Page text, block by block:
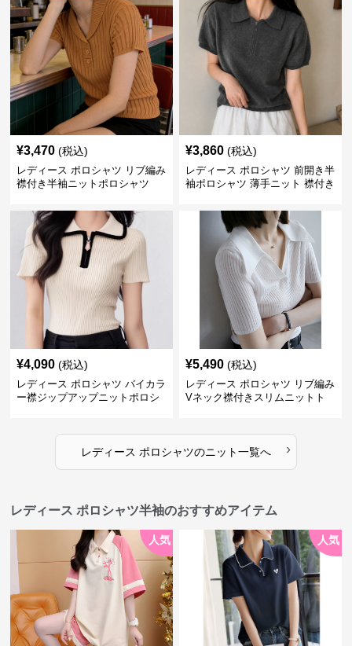
¥3,470 (税込)
レディース ポロシャツ リブ編み
襟付き半袖ニットポロシャツ
¥3,860 (税込)
レディース ポロシャツ 前開き半
袖ポロシャツ 薄手ニット 襟付き
¥4,090 (税込)
レディース ポロシャツ バイカラ
ー襟ジップアップニットポロシ
¥5,490 (税込)
レディース ポロシャツ リブ編み
Vネック襟付きスリムニットト
レディース ポロシャツのニット一覧へ ›
レディース ポロシャツ半袖のおすすめアイテム
人気 人気